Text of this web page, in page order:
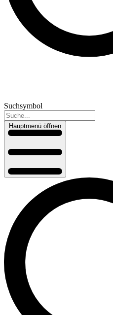
Suchsymbol
Hauptmenü öffnen